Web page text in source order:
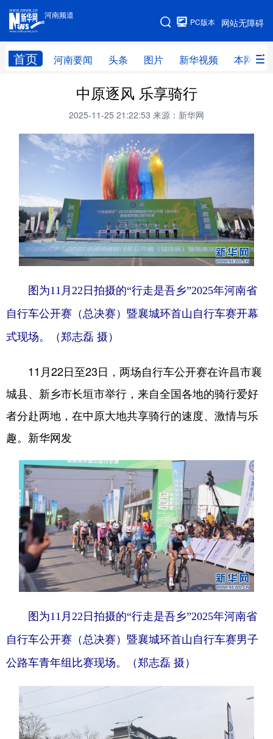
河南频道
网站无障碍
PC版本
首页 河南要闻 头条 图片 新华视频 本网原创
河南频道
网站地图
河南要闻
本网原创
直播 新华社记者看河南
廉政 人事 新华视频
专题 网群推广 地方动态
乡村振兴 工业能源 科教兴省
民生社会 医疗健康 金融兴豫
地方频道
北京
山西 辽宁 吉林
上海 江苏 浙江
安徽 福建 江西
山东
广东 广西
海南 重庆 四川
贵州 云南 西藏
陕西 甘肃 青海
宁夏 新疆 内蒙古
多语种频道
عربى
日本語 한국어 Deutsch
中原逐风 乐享骑行
2025-11-25 21:22:53 来源：新华网
图为11月22日拍摄的“行走是吾乡”2025年河南省
自行车公开赛（总决赛）暨襄城环首山自行车赛开幕
式现场。（郑志磊 摄）
11月22日至23日，两场自行车公开赛在许昌市襄
城县、新乡市长垣市举行，来自全国各地的骑行爱好
者分赴两地，在中原大地共享骑行的速度、激情与乐
趣。新华网发
图为11月22日拍摄的“行走是吾乡”2025年河南省
自行车公开赛（总决赛）暨襄城环首山自行车赛男子
公路车青年组比赛现场。（郑志磊 摄）